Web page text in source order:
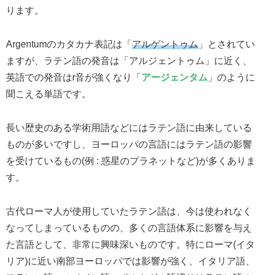
ります。
Argentumのカタカナ表記は「 アルゲントゥム 」とされてい
ますが、ラテン語の発音は「アルジェントゥム」に近く、
英語での発音はr音が強くなり「 アージェンタム 」のように
聞こえる単語です。
長い歴史のある学術用語などにはラテン語に由来している
ものが多いですし、ヨーロッパの言語にはラテン語の影響
を受けているもの(例 : 惑星のプラネットなど)が多くありま
す。
古代ローマ人が使用していたラテン語は、今は使われなく
なってしまっているものの、多くの言語体系に影響を与え
た言語として、非常に興味深いものです。特にローマ(イタ
リア)に近い南部ヨーロッパでは影響が強く、イタリア語、